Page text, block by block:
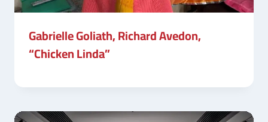
Gabrielle Goliath, Richard Avedon,
“Chicken Linda”